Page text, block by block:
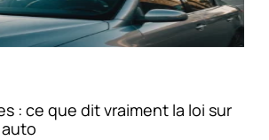
: ce que dit vraiment la loi sur